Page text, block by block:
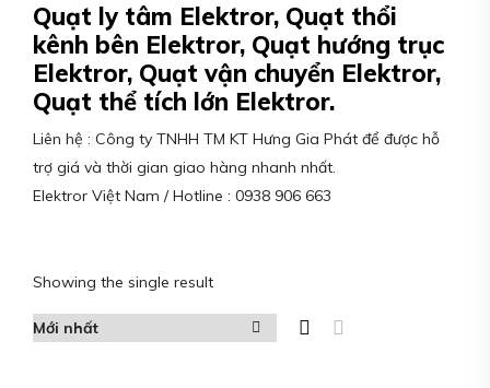
Quạt ly tâm Elektror, Quạt thổi
kênh bên Elektror, Quạt hướng trục
Elektror, Quạt vận chuyển Elektror,
Quạt thể tích lớn Elektror.
Liên hệ : Công ty TNHH TM KT Hưng Gia Phát để được hỗ
trợ giá và thời gian giao hàng nhanh nhất.
Elektror Việt Nam / Hotline : 0938 906 663
Showing the single result